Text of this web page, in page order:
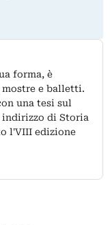
forma, è
e balletti.
una tesi sul
indirizzo di Storia
l'VIII edizione